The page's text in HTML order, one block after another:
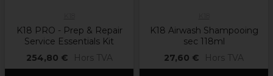
K18 PRO - Prep & Repair
Service Essentials Kit
254,80 €
Hors TVA
K18 Airwash Shampooing
sec 118ml
27,60 €
Hors TVA